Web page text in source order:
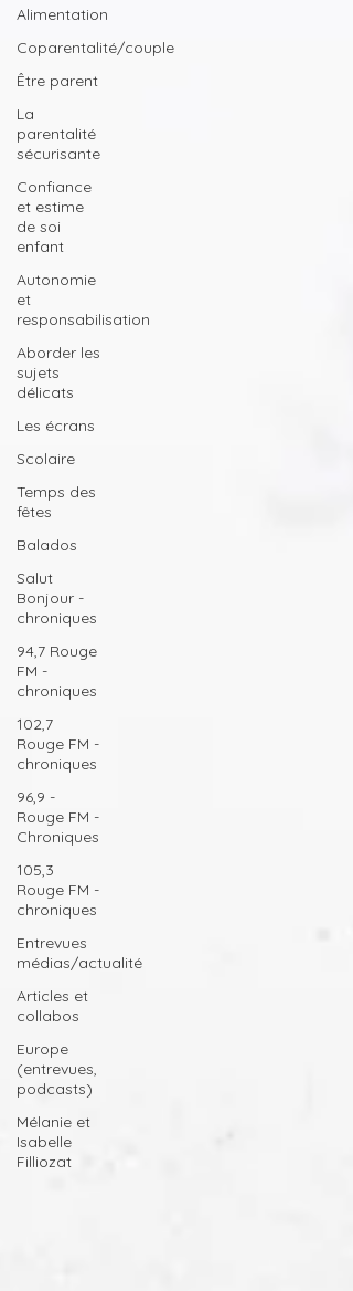
Alimentation
Coparentalité/couple
Être parent
La
parentalité
sécurisante
Confiance
et estime
de soi
enfant
Autonomie
et
responsabilisation
Aborder les
sujets
délicats
Les écrans
Scolaire
Temps des
fêtes
Balados
Salut
Bonjour -
chroniques
94,7 Rouge
FM -
chroniques
102,7
Rouge FM -
chroniques
96,9 -
Rouge FM -
Chroniques
105,3
Rouge FM -
chroniques
Entrevues
médias/actualité
Articles et
collabos
Europe
(entrevues,
podcasts)
Mélanie et
Isabelle
Filliozat